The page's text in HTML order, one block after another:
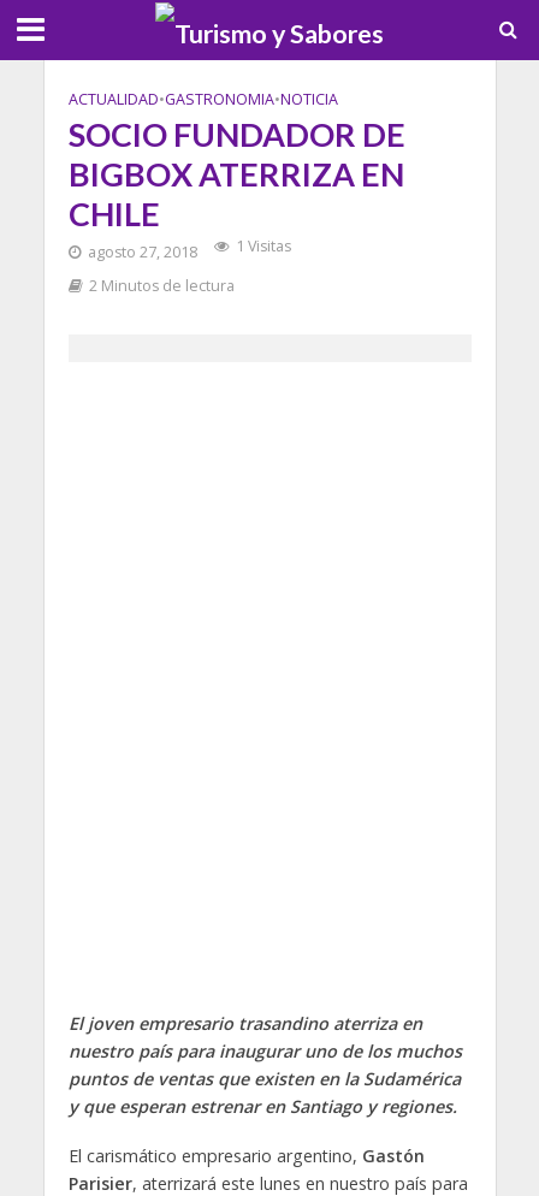
ACTUALIDAD•GASTRONOMIA•NOTICIA
SOCIO FUNDADOR DE
BIGBOX ATERRIZA EN
CHILE
agosto 27, 2018
1 Visitas
2 Minutos de lectura
El joven empresario trasandino aterriza en
nuestro país para inaugurar uno de los muchos
puntos de ventas que existen en la Sudamérica
y que esperan estrenar en Santiago y regiones.
El carismático empresario argentino, Gastón
Parisier, aterrizará este lunes en nuestro país para